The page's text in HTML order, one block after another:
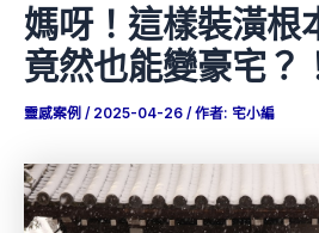
媽呀！這樣裝潢根
竟然也能變豪宅？
靈感案例 / 2025-04-26 / 作者: 宅小編